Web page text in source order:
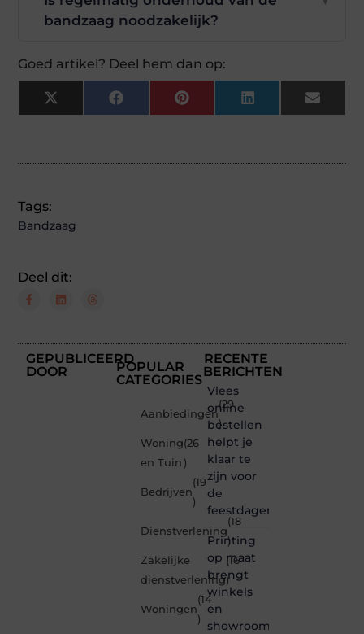
bandzaag noodzakelijk?
Goed artikel? Deel hem dan op:
X
(Twitter)
FacebookPinterestLinkedInEmail
Tags:
Bandzaag
Deel dit:
GEPUBLICEERD
DOOR
POPULAR
CATEGORIES
Aanbiedingen
(29
)
Woning
en Tuin
(26
)
Bedrijven
(19
)
Dienstverlening
(18
)
Zakelijke
dienstverlening
(16
)
Woningen
(14
)
RECENTE
BERICHTEN
Vlees
online
bestellen
helpt je
klaar te
zijn voor
de
feestdagen
Printing
op maat
brengt
winkels
en
showrooms